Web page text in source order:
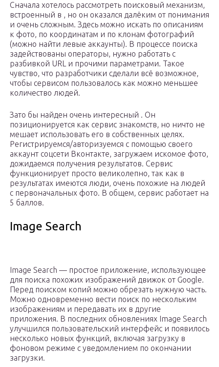
Сначала хотелось рассмотреть поисковый механизм,
встроенный в , но он оказался далёким от понимания
и очень сложным. Здесь можно искать по описаниям
к фото, по координатам и по клонам фотографий
(можно найти левые аккаунты). В процессе поиска
задействованы операторы, нужно работать с
разбивкой URL и прочими параметрами. Такое
чувство, что разработчики сделали всё возможное,
чтобы сервисом пользовалось как можно меньшее
количество людей.
Зато бы найден очень интересный . Он
позиционируется как сервис знакомств, но ничто не
мешает использовать его в собственных целях.
Регистрируемся/авторизуемся с помощью своего
аккаунт соцсети Вконтакте, загружаем искомое фото,
дожидаемся получения результатов. Сервис
функционирует просто великолепно, так как в
результатах имеются люди, очень похожие на людей
с первоначальных фото. В общем, сервис работает на
5 баллов.
Image Search
Image Search — простое приложение, использующее
для поиска похожих изображений движок от Google.
Перед поиском копий можно обрезать нужную часть.
Можно одновременно вести поиск по нескольким
изображениям и передавать их в другие
приложения. В последних обновлениях Image Search
улучшился пользовательский интерфейс и появилось
несколько новых функций, включая загрузку в
фоновом режиме с уведомлением по окончании
загрузки.